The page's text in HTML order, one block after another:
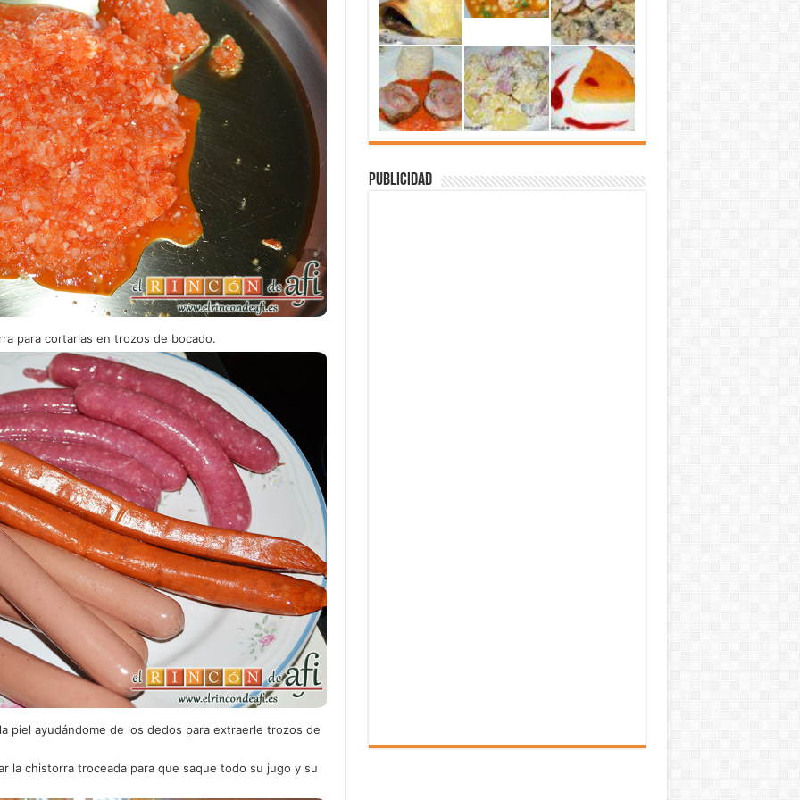
para cortarlas en trozos de bocado.
piel ayudándome de los dedos para extraerle trozos de
la chistorra troceada para que saque todo su jugo y su
Publicidad